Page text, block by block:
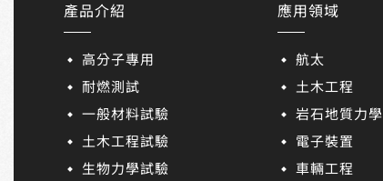
產品介紹
高分子專用
耐燃測試
一般材料試驗
土木工程試驗
生物力學試驗
應用領域
航太
土木工程
岩石地質力學
電子裝置
車輛工程